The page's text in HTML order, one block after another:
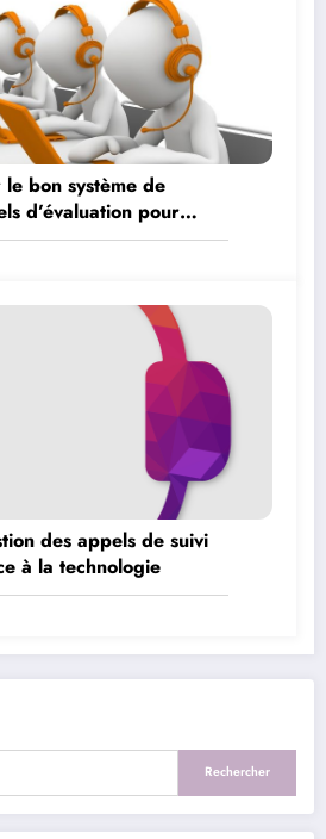
bon système de
d’évaluation pour
des appels de suivi
à la technologie
Rechercher